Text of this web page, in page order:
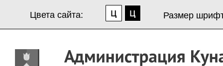
Цвета сайта: Размер